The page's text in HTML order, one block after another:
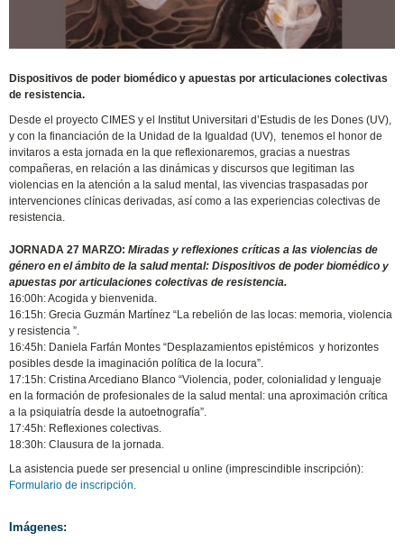
Dispositivos de poder biomédico y apuestas por articulaciones colectivas
de resistencia.
Desde el proyecto CIMES y el Institut Universitari d’Estudis de les Dones (UV),
y con la financiación de la Unidad de la Igualdad (UV), tenemos el honor de
invitaros a esta jornada en la que reflexionaremos, gracias a nuestras
compañeras, en relación a las dinámicas y discursos que legitiman las
violencias en la atención a la salud mental, las vivencias traspasadas por
intervenciones clínicas derivadas, así como a las experiencias colectivas de
resistencia.
JORNADA 27 MARZO: Miradas y reflexiones críticas a las violencias de
género en el ámbito de la salud mental: Dispositivos de poder biomédico y
apuestas por articulaciones colectivas de resistencia.
16:00h: Acogida y bienvenida.
16:15h: Grecia Guzmán Martínez “La rebelión de las locas: memoria, violencia
y resistencia ”.
16:45h: Daniela Farfán Montes “Desplazamientos epistémicos y horizontes
posibles desde la imaginación política de la locura”.
17:15h: Cristina Arcediano Blanco “Violencia, poder, colonialidad y lenguaje
en la formación de profesionales de la salud mental: una aproximación crítica
a la psiquiatría desde la autoetnografía”.
17:45h: Reflexiones colectivas.
18:30h: Clausura de la jornada.
La asistencia puede ser presencial u online (imprescindible inscripción):
Formulario de inscripción.
Imágenes: